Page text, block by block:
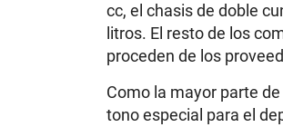
cc, el chasis de doble
litros. El resto de los
proceden de los
Como la mayor parte
tono especial para el